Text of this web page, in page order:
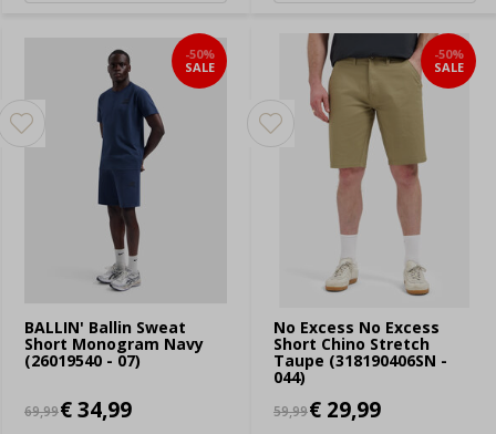
BALLIN' Ballin Sweat
Short Monogram Navy
(26019540 - 07)
-50%
SALE
69,99€ 34,99
No Excess No Excess
Short Chino Stretch
Taupe (318190406SN -
044)
-50%
SALE
59,99€ 29,99